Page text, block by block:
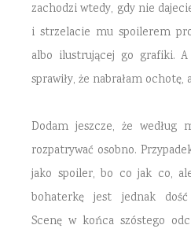
zachodzi wtedy, gdy nie
i strzelacie mu spoilerem
albo ilustrującej go grafiki. A
sprawiły, że nabrałam
Dodam jeszcze, że według
rozpatrywać osobno.
jako spoiler, bo co jak co,
bohaterkę jest jednak
Scenę w końca szóstego